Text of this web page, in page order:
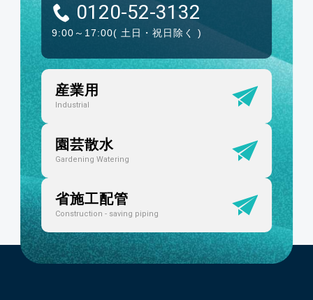
0120-52-3132
9:00～17:00( 土日・祝日除く )
産業用
Industrial
園芸散水
Gardening Watering
省施工配管
Construction - saving piping